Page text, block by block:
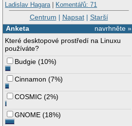
Ladislav Hagara | Komentářů: 71
Centrum | Napsat| Starší
navrhněte »
Anketa
Které desktopové prostředí na Linuxu
používáte?
Budgie (10%)
Cinnamon (7%)
COSMIC (2%)
GNOME (18%)